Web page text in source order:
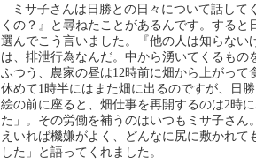
ミサ子さんは日勝との日々について話して
くの？』と尋ねたことがあるんです。する
選んでこう言いました。『他の人は知らない
は、排泄行為なんだ。中から湧いてくるもの
ふつう、農家の昼は12時前に畑から上がって
休めて1時半にはまた畑に出るのですが、日
絵の前に座ると、畑仕事を再開するのは2時
た」。その労働を補うのはいつもミサ子さん
えいれば機嫌がよく、どんなに尻に敷かれて
した」と語ってくれました。